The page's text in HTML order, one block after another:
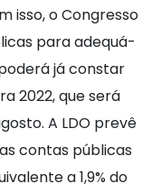
isso, o Congresso
para adequá-
já constar
2022, que será
A LDO prevê
contas públicas
a 1,9% do